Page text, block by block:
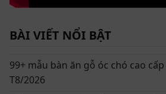
Tổng quan về sản phẩm
ZTB 01 mang phong cách thiết
toát lên sự tinh tế và đẳng cấp.
BÀI VIẾT NỔI BẬT
99+ mẫu bàn ăn gỗ óc chó cao
T8/2026